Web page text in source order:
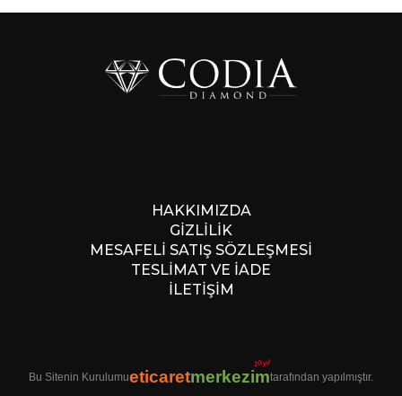
HAKKIMIZDA
GİZLİLİK
MESAFELİ SATIŞ SÖZLEŞMESİ
TESLİMAT VE İADE
İLETİŞİM
Bu Sitenin Kurulumueticaretmerkezim
10.yıl
tarafından yapılmıştır.